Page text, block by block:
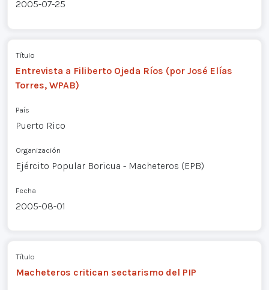
2005-07-25
Título
Entrevista a Filiberto Ojeda Ríos (por José Elías
Torres, WPAB)
País
Puerto Rico
Organización
Ejército Popular Boricua - Macheteros (EPB)
Fecha
2005-08-01
Título
Macheteros critican sectarismo del PIP